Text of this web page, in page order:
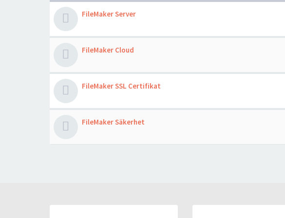
FileMaker Server
FileMaker Cloud
FileMaker SSL Certifikat
FileMaker Säkerhet